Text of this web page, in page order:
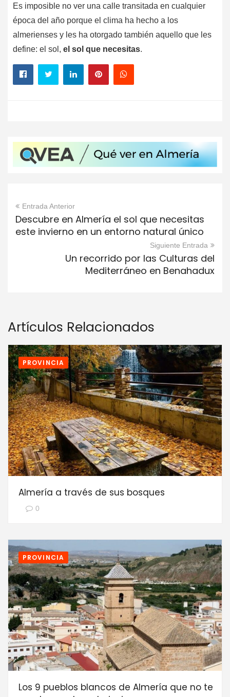
Es imposible no ver una calle transitada en cualquier
época del año porque el clima ha hecho a los
almerienses y les ha otorgado también aquello que les
define: el sol, el sol que necesitas.
Entrada Anterior
Descubre en Almería el sol que necesitas
este invierno en un entorno natural único
Siguiente Entrada
Un recorrido por las Culturas del
Mediterráneo en Benahadux
Artículos Relacionados
PROVINCIA
Almería a través de sus bosques
0
PROVINCIA
Los 9 pueblos blancos de Almería que no te